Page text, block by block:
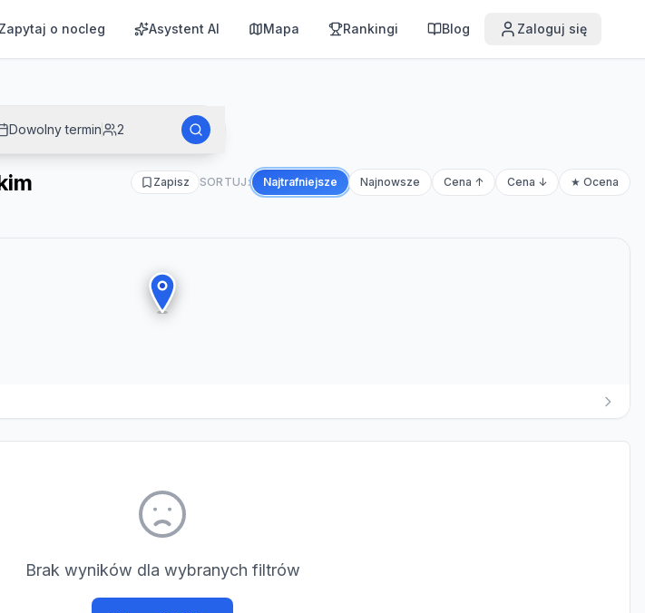
Zapytaj o nocleg Asystent AI Mapa Rankingi Blog Zaloguj się
Dowolny termin 2
Zapisz SORTUJ: Najtrafniejsze Najnowsze Cena ↑ Cena ↓ ★ Ocena
Brak wyników dla wybranych filtrów